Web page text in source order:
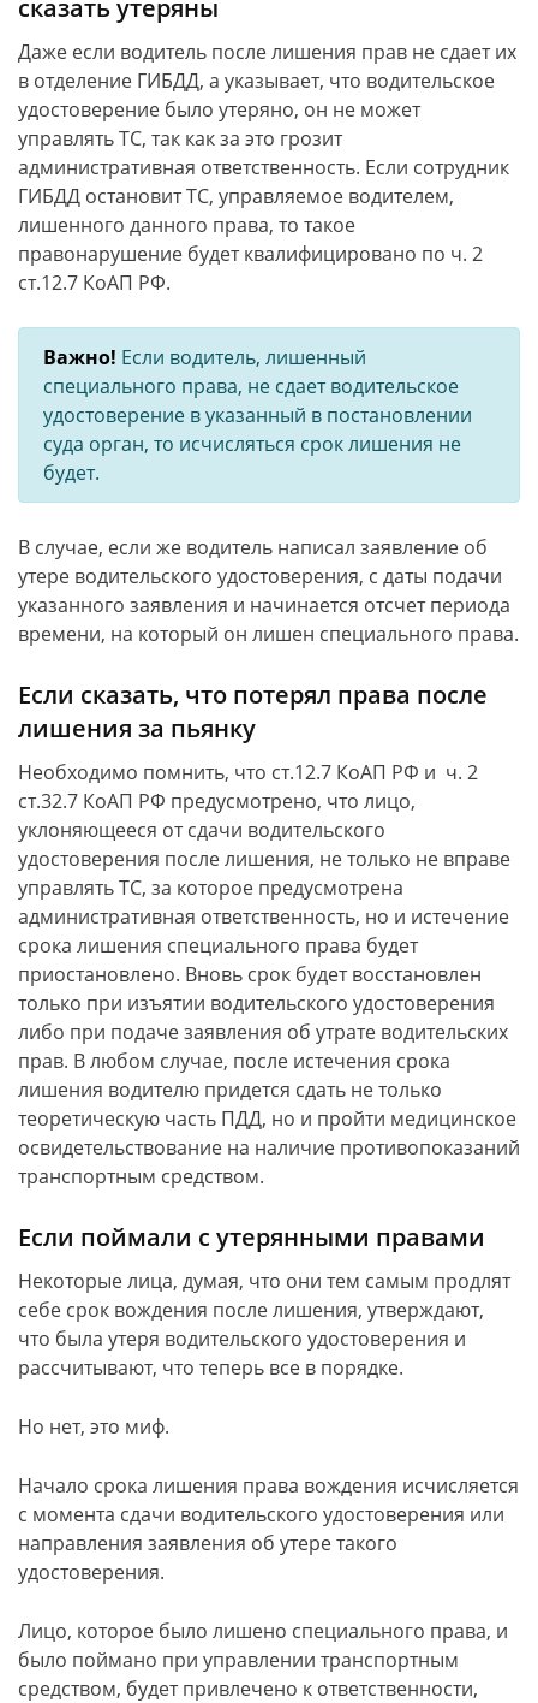
сказать утеряны
Даже если водитель после лишения прав не сдает их
в отделение ГИБДД, а указывает, что водительское
удостоверение было утеряно, он не может
управлять ТС, так как за это грозит
административная ответственность. Если сотрудник
ГИБДД остановит ТС, управляемое водителем,
лишенного данного права, то такое
правонарушение будет квалифицировано по ч. 2
ст.12.7 КоАП РФ.
Важно! Если водитель, лишенный
специального права, не сдает водительское
удостоверение в указанный в постановлении
суда орган, то исчисляться срок лишения не
будет.
В случае, если же водитель написал заявление об
утере водительского удостоверения, с даты подачи
указанного заявления и начинается отсчет периода
времени, на который он лишен специального права.
Если сказать, что потерял права после
лишения за пьянку
Необходимо помнить, что ст.12.7 КоАП РФ и ч. 2
ст.32.7 КоАП РФ предусмотрено, что лицо,
уклоняющееся от сдачи водительского
удостоверения после лишения, не только не вправе
управлять ТС, за которое предусмотрена
административная ответственность, но и истечение
срока лишения специального права будет
приостановлено. Вновь срок будет восстановлен
только при изъятии водительского удостоверения
либо при подаче заявления об утрате водительских
прав. В любом случае, после истечения срока
лишения водителю придется сдать не только
теоретическую часть ПДД, но и пройти медицинское
освидетельствование на наличие противопоказаний
транспортным средством.
Если поймали с утерянными правами
Некоторые лица, думая, что они тем самым продлят
себе срок вождения после лишения, утверждают,
что была утеря водительского удостоверения и
рассчитывают, что теперь все в порядке.
Но нет, это миф.
Начало срока лишения права вождения исчисляется
с момента сдачи водительского удостоверения или
направления заявления об утере такого
удостоверения.
Лицо, которое было лишено специального права, и
было поймано при управлении транспортным
средством, будет привлечено к ответственности,